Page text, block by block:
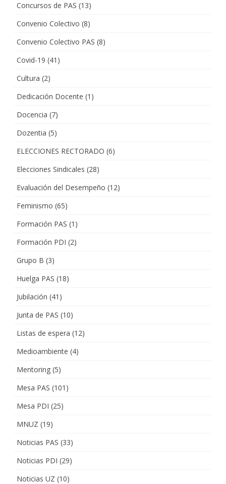
Concursos de PAS (13)
Convenio Colectivo (8)
Convenio Colectivo PAS (8)
Covid-19 (41)
Cultura (2)
Dedicación Docente (1)
Docencia (7)
Dozentia (5)
ELECCIONES RECTORADO (6)
Elecciones Sindicales (28)
Evaluación del Desempeño (12)
Feminismo (65)
Formación PAS (1)
Formación PDI (2)
Grupo B (3)
Huelga PAS (18)
Jubilación (41)
Junta de PAS (10)
Listas de espera (12)
Medioambiente (4)
Mentoring (5)
Mesa PAS (101)
Mesa PDI (25)
MNUZ (19)
Noticias PAS (33)
Noticias PDI (29)
Noticias UZ (10)